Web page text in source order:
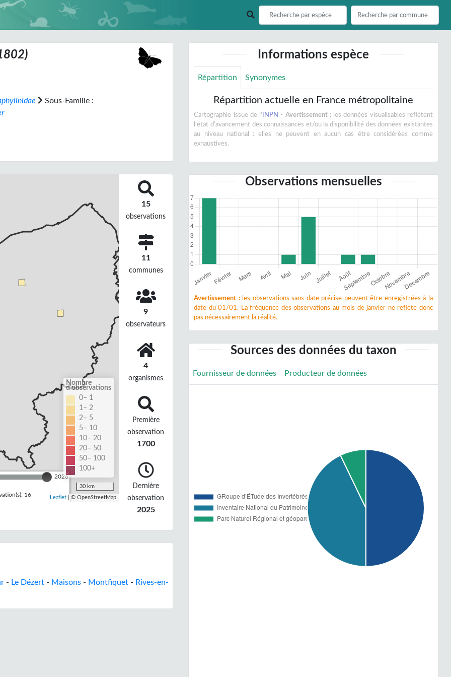
Sous-Famille :
2026
16
Nombre
d'observations
0– 1
1– 2
2– 5
5– 10
10– 20
20– 50
50– 100
100+
30 km
Leaflet| © OpenStreetMap
15
observations
11
communes
9
observateurs
4
organismes
Première
observation
1700
Dernière
observation
2025
- Le Dézert - Maisons - Montfiquet - Rives-en-
Informations espèce
Répartition Synonymes
Répartition actuelle en France métropolitaine
Cartographie issue de l' INPN - Avertissement :les données visualisables reflètent
l'état d'avancement des connaissances et/ou la disponibilité des données existantes
au niveau national : elles ne peuvent en aucun cas être considérées comme
exhaustives.
Observations mensuelles
Avertissement :les observations sans date précise peuvent être enregistrées à la
date du 01/01. La fréquence des observations au mois de janvier ne reflète donc
pas nécessairement la réalité.
Sources des données du taxon
Fournisseur de données Producteur de données